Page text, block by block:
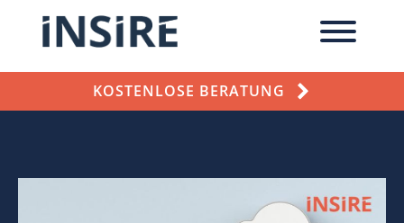
KOSTENLOSE BERATUNG